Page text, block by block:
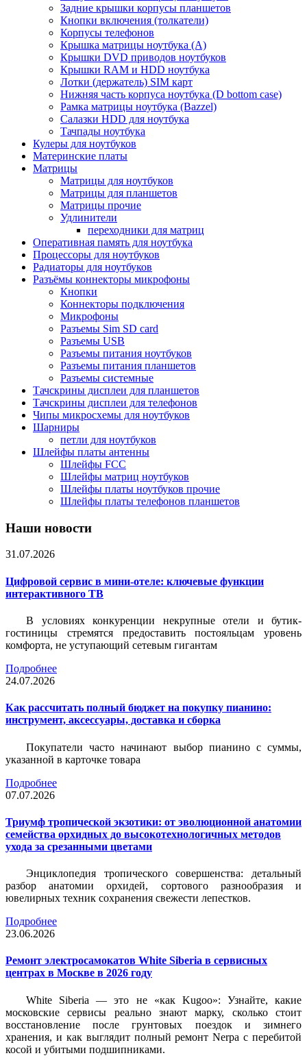
Задние крышки корпусы планшетов
Кнопки включения (толкатели)
Корпусы телефонов
Крышка матрицы ноутбука (A)
Крышки DVD приводов ноутбуков
Крышки RAM и HDD ноутбука
Лотки (держатель) SIM карт
Нижняя часть корпуса ноутбука (D bottom case)
Рамка матрицы ноутбука (Bazzel)
Салазки HDD для ноутбука
Тачпады ноутбука
Кулеры для ноутбуков
Материнские платы
Матрицы
Матрицы для ноутбуков
Матрицы для планшетов
Матрицы прочие
Удлинители
переходники для матриц
Оперативная память для ноутбука
Процессоры для ноутбуков
Радиаторы для ноутбуков
Разъёмы коннекторы микрофоны
Кнопки
Коннекторы подключения
Микрофоны
Разъемы Sim SD card
Разъемы USB
Разъемы питания ноутбуков
Разъемы питания планшетов
Разъемы системные
Тачскрины дисплеи для планшетов
Тачскрины дисплеи для телефонов
Чипы микросхемы для ноутбуков
Шарниры
петли для ноутбуков
Шлейфы платы антенны
Шлейфы FCC
Шлейфы матриц ноутбуков
Шлейфы платы ноутбуков прочие
Шлейфы платы телефонов планшетов
Наши новости
31.07.2026
Цифровой сервис в мини-отеле: ключевые функции
интерактивного ТВ
В условиях конкуренции некрупные отели и бутик-
гостиницы стремятся предоставить постояльцам уровень
комфорта, не уступающий сетевым гигантам
Подробнее
24.07.2026
Как рассчитать полный бюджет на покупку пианино:
инструмент, аксессуары, доставка и сборка
Покупатели часто начинают выбор пианино с суммы,
указанной в карточке товара
Подробнее
07.07.2026
Триумф тропической экзотики: от эволюционной анатомии
семейства орхидных до высокотехнологичных методов
ухода за срезанными цветами
Энциклопедия тропического совершенства: детальный
разбор анатомии орхидей, сортового разнообразия и
ювелирных техник сохранения свежести лепестков.
Подробнее
23.06.2026
Ремонт электросамокатов White Siberia в сервисных
центрах в Москве в 2026 году
White Siberia — это не «как Kugoo»: Узнайте, какие
московские сервисы реально знают марку, сколько стоит
восстановление после грунтовых поездок и зимнего
хранения, и как выглядит полный ремонт Nerpa с перебитой
косой и убитыми подшипниками.